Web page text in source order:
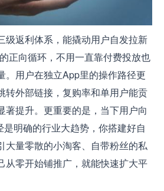
返利体系，能撬动用户自发拉新
正向循环，不用一直靠付费投放也
。用户在独立App里的操作路径更
转外部链接，复购率和单用户能贡
著提升。更重要的是，当下用户向
明确的行业大趋势，你搭建好自
大量零散的小淘客、自带粉丝的私
从零开始铺推广，就能快速扩大平